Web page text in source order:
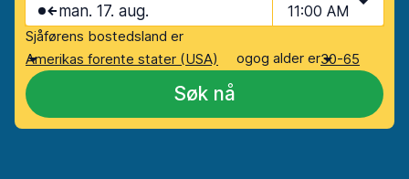
man. 17. aug. 11:00 AM
Sjåførens bostedsland er
Amerikas forente stater (USA)
ogog alder er30-65
Søk nå